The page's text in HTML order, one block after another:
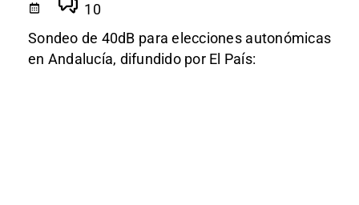
10
Sondeo de 40dB para elecciones autonómicas
en Andalucía, difundido por El País: